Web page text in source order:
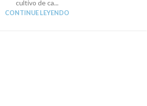
cultivo de ca...
CONTINUE LEYENDO